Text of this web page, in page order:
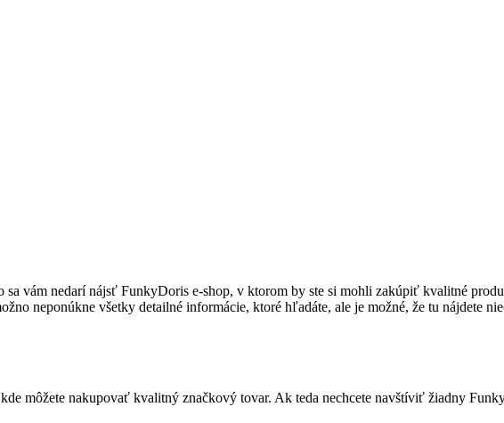
sa vám nedarí nájsť FunkyDoris e-shop, v ktorom by ste si mohli zakúpiť kvalitné
neponúkne všetky detailné informácie, ktoré hľadáte, ale je možné, že tu nájdete
môžete nakupovať kvalitný značkový tovar. Ak teda nechcete navštíviť žiadny